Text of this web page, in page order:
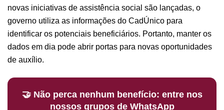
novas iniciativas de assistência social são lançadas, o
governo utiliza as informações do CadÚnico para
identificar os potenciais beneficiários. Portanto, manter os
dados em dia pode abrir portas para novas oportunidades
de auxílio.
🤝 Não perca nenhum benefício: entre nos
nossos grupos de WhatsApp